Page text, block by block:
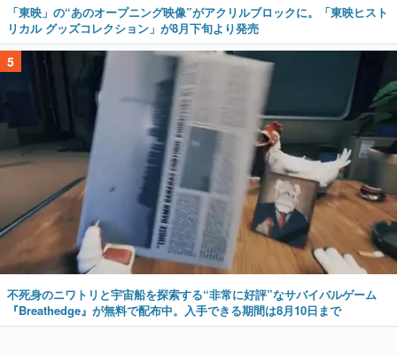
「東映」の“あのオープニング映像”がアクリルブロックに。「東映ヒスト
リカル グッズコレクション」が8月下旬より発売
5
不死身のニワトリと宇宙船を探索する“非常に好評”なサバイバルゲーム
『Breathedge』が無料で配布中。入手できる期間は8月10日まで